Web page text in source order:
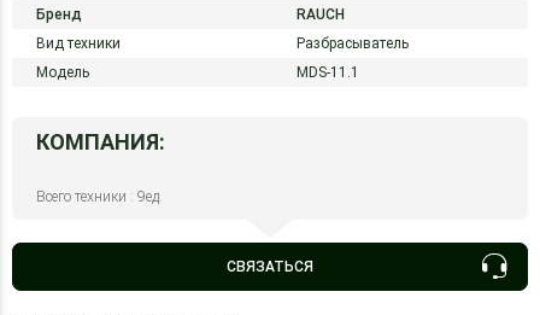
Бренд
RAUCH
Вид техники
Разбрасыватель
Модель
MDS-11.1
КОМПАНИЯ:
Всего техники : 9ед.
СВЯЗАТЬСЯ